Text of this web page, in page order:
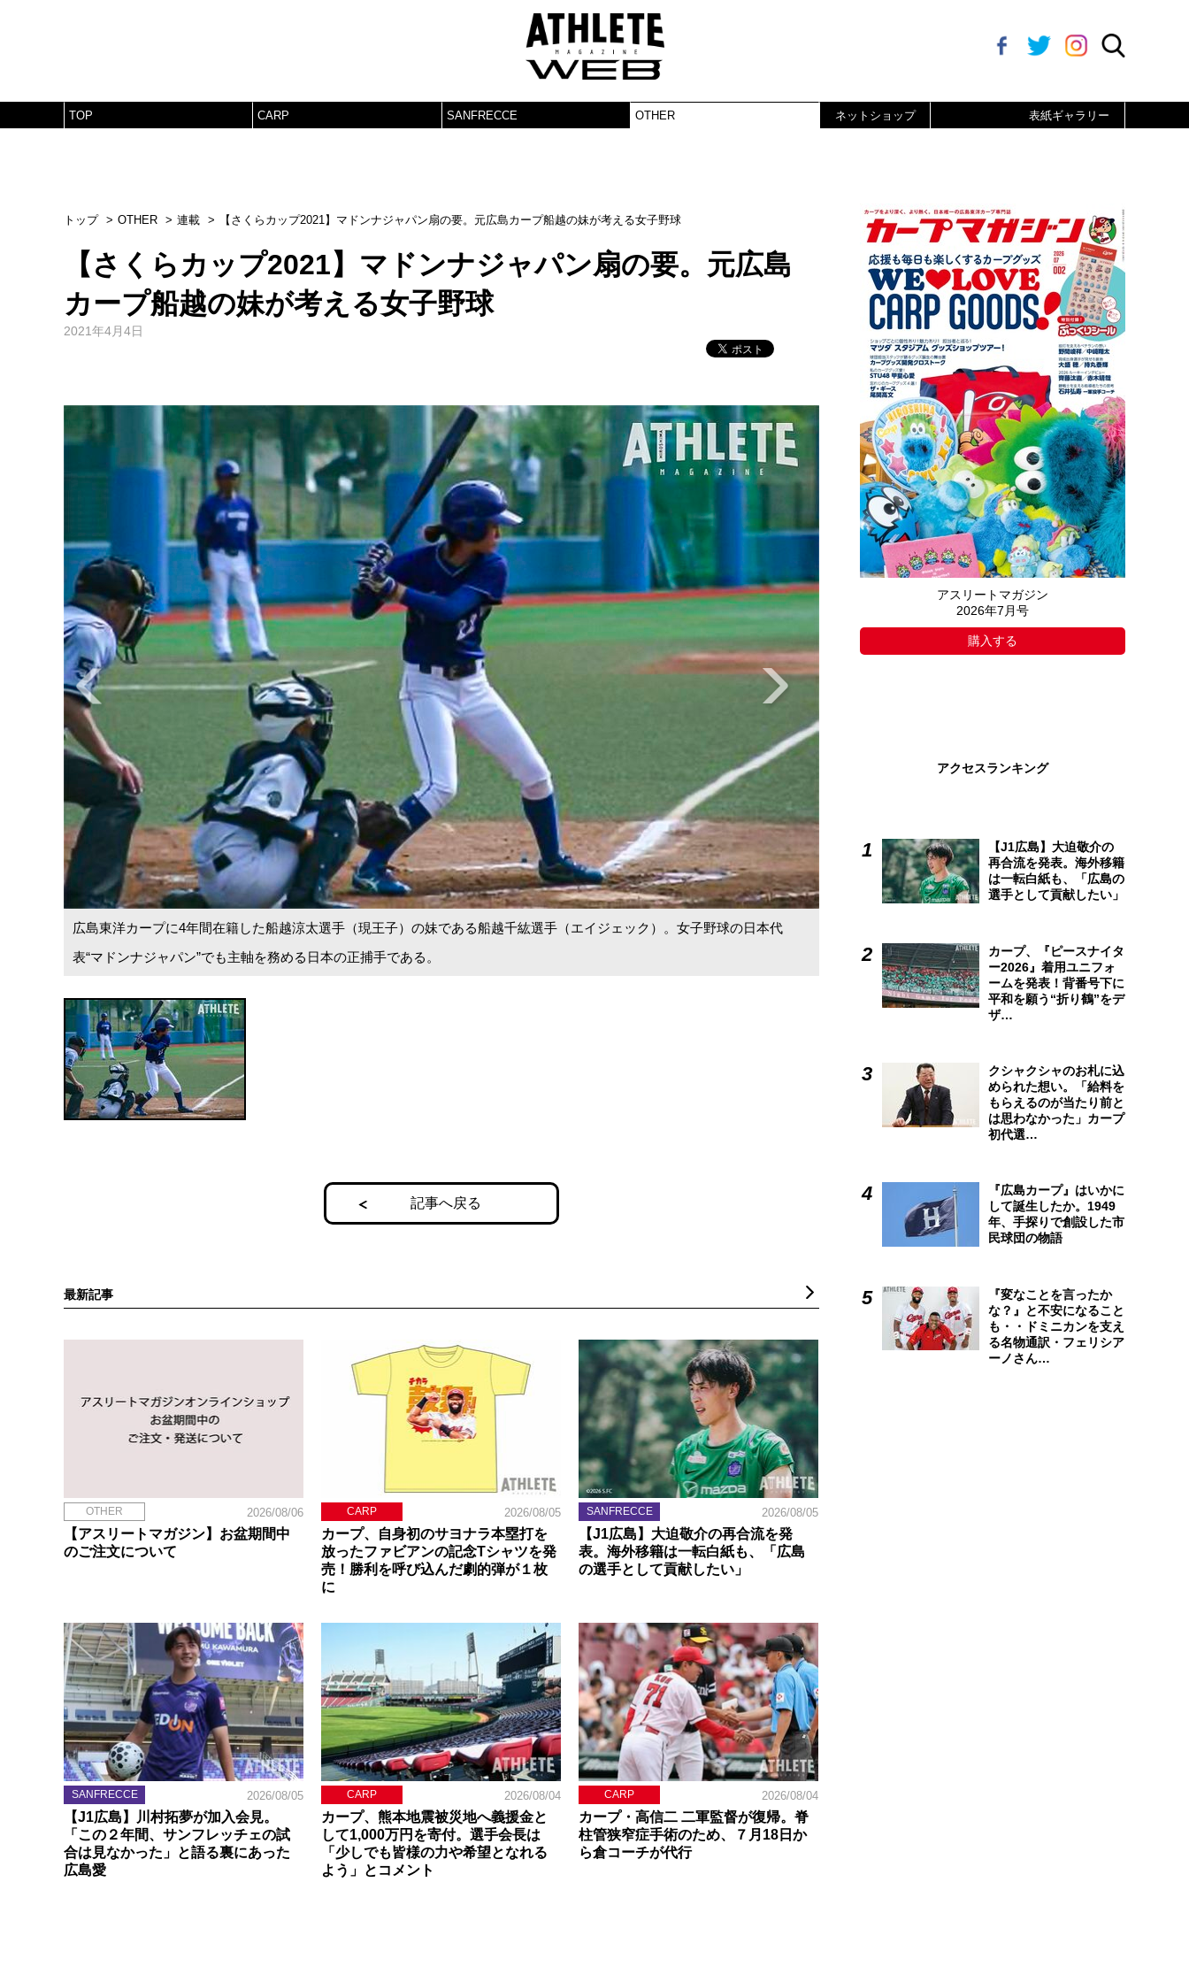
TOP CARP SANFRECCE OTHER ネットショップ 表紙ギャラリー
トップ OTHER 連載 【さくらカップ2021】マドンナジャパン扇の要。元広島カープ船越の妹が考える女子野球
【さくらカップ2021】マドンナジャパン扇の要。元広島
カープ船越の妹が考える女子野球
2021年4月4日
広島東洋カープに4年間在籍した船越涼太選手（現王子）の妹である船越千紘選手（エイジェック）。女子野球の日本代
表“マドンナジャパン”でも主軸を務める日本の正捕手である。
記事へ戻る
最新記事
OTHER 2026/08/06
【アスリートマガジン】お盆期間中
のご注文について
CARP 2026/08/05
カープ、自身初のサヨナラ本塁打を
放ったファビアンの記念Tシャツを発
売！勝利を呼び込んだ劇的弾が１枚
に
SANFRECCE 2026/08/05
【J1広島】大迫敬介の再合流を発
表。海外移籍は一転白紙も、「広島
の選手として貢献したい」
SANFRECCE 2026/08/05
【J1広島】川村拓夢が加入会見。
「この２年間、サンフレッチェの試
合は見なかった」と語る裏にあった
広島愛
CARP 2026/08/04
カープ、熊本地震被災地へ義援金と
して1,000万円を寄付。選手会長は
「少しでも皆様の力や希望となれる
よう」とコメント
CARP 2026/08/04
カープ・高信二 二軍監督が復帰。脊
柱管狭窄症手術のため、７月18日か
ら倉コーチが代行
アスリートマガジン
2026年7月号
購入する
アクセスランキング
【J1広島】大迫敬介の
再合流を発表。海外移籍
は一転白紙も、「広島の
選手として貢献したい」
カープ、『ピースナイタ
ー2026』着用ユニフォ
ームを発表！背番号下に
平和を願う“折り鶴”をデ
ザ…
クシャクシャのお札に込
められた想い。「給料を
もらえるのが当たり前と
は思わなかった」カープ
初代選…
『広島カープ』はいかに
して誕生したか。1949
年、手探りで創設した市
民球団の物語
『変なことを言ったか
な？』と不安になること
も・・ドミニカンを支え
る名物通訳・フェリシア
ーノさん…